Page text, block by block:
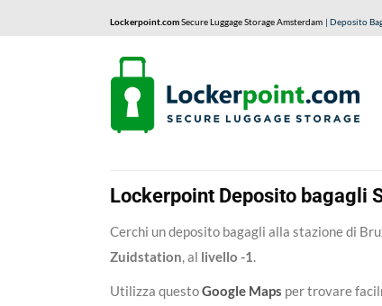
Lockerpoint.comSecure Luggage Storage Amsterdam | Deposito
Lockerpoint Deposito bagagli
Cerchi un deposito bagagli alla stazione di
Zuidstation, al livello -1.
Utilizza questoGoogle Maps per trovare